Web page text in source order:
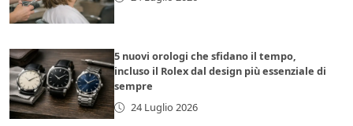
5 nuovi orologi che sfidano il tempo,
incluso il Rolex dal design più essenziale di
sempre
24 Luglio 2026